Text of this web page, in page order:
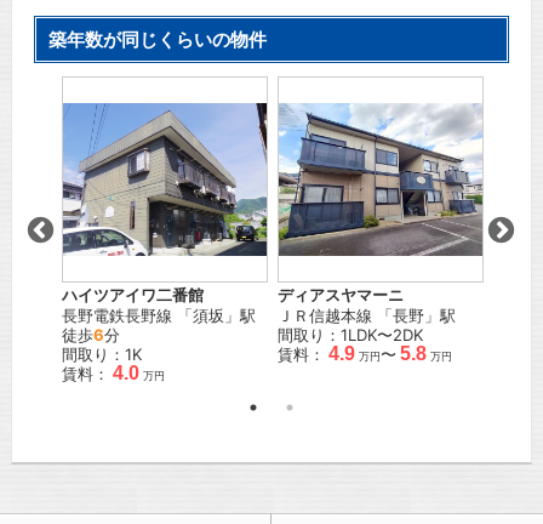
築年数が同じくらいの物件
ハイツアイワ二番館
長野電鉄長野線 「須坂 」駅
徒歩6分
間取り：1K
賃料： 4.0 万円
ディアスヤマーニ
ＪＲ信越本線 「長野 」駅
間取り：1LDK〜2DK
賃料： 4.9 万円〜 5.8 万円